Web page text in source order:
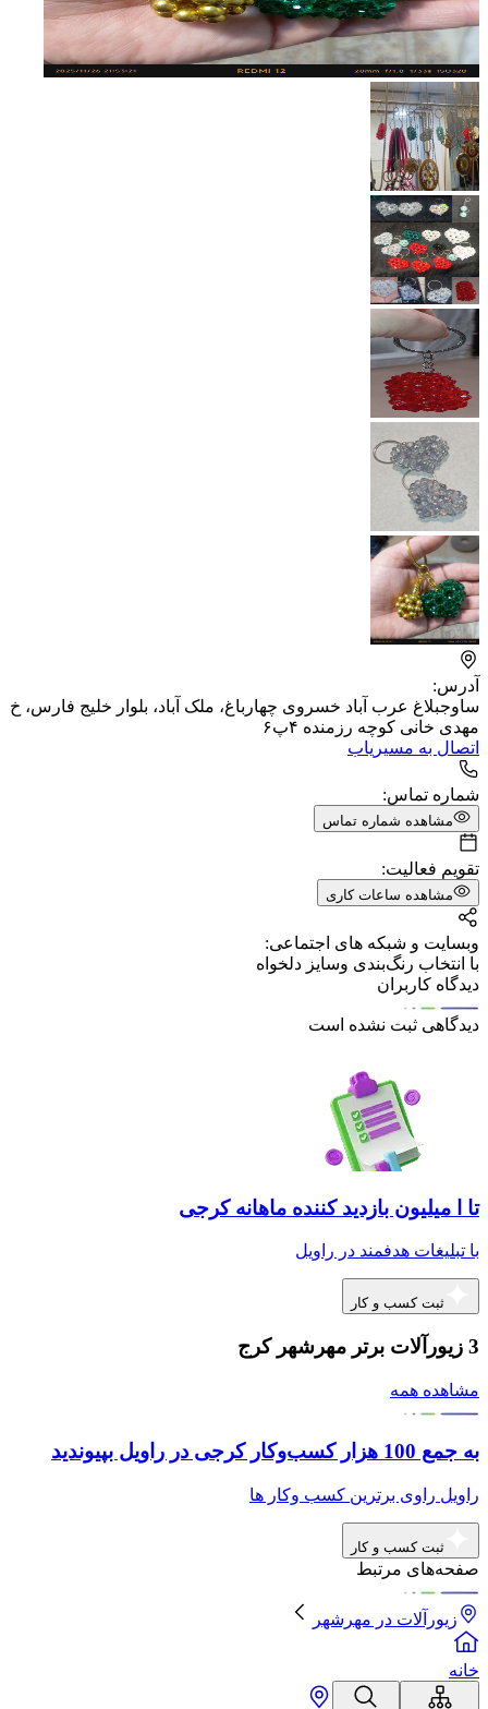
آدرس:
ساوجبلاغ عرب آباد خسروی چهارباغ، ملک آباد، بلوار خلیج فارس، ​خ
مهدی خانی کوچه رزمنده ۴پ۶
اتصال به مسیریاب
شماره تماس:
مشاهده شماره تماس
تقویم فعالیت:
مشاهده ساعات کاری
وبسایت و شبکه های اجتماعی:
با انتخاب رنگ‌بندی وسایز دلخواه
دیدگاه کاربران
دیدگاهی ثبت نشده است
تا ا میلیون بازدید کننده ماهانه کرجی
با تبلیغات هدفمند در راویل
ثبت کسب و کار
3 زیورآلات برتر مهرشهر کرج
مشاهده همه
به جمع 100 هزار کسب‌وکار کرجی در راویل بپیوندید
راویل راوی برترین کسب وکار ها
ثبت کسب و کار
صفحه‌های مرتبط
زیورآلات در مهرشهر
خانه